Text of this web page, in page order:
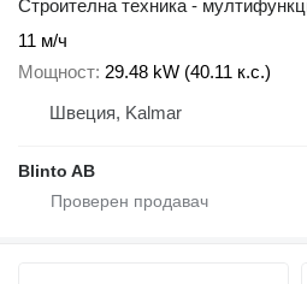
Строителна техника -
11 м/ч
Мощност 29.48 kW (40.11 к.с.)
Швеция, Kalmar
Blinto AB